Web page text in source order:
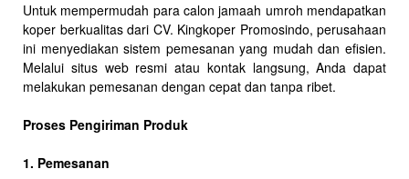
Untuk mempermudah para calon jamaah umroh mendapatkan
koper berkualitas dari CV. Kingkoper Promosindo, perusahaan
ini menyediakan sistem pemesanan yang mudah dan efisien.
Melalui situs web resmi atau kontak langsung, Anda dapat
melakukan pemesanan dengan cepat dan tanpa ribet.
Proses Pengiriman Produk
1. Pemesanan